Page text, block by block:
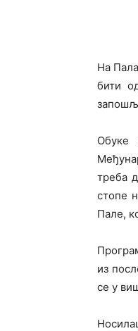
На
бити
Обуке
треба
стопе
Пале,
из
се у